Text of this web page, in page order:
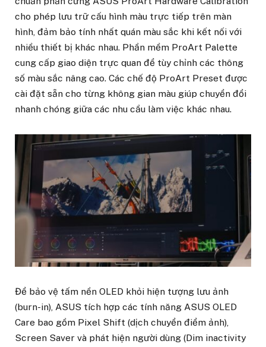
cho phép lưu trữ cấu hình màu trực tiếp trên màn
hình, đảm bảo tính nhất quán màu sắc khi kết nối với
nhiều thiết bị khác nhau. Phần mềm ProArt Palette
cung cấp giao diện trực quan để tùy chỉnh các thông
số màu sắc nâng cao. Các chế độ ProArt Preset được
cài đặt sẵn cho từng không gian màu giúp chuyển đổi
nhanh chóng giữa các nhu cầu làm việc khác nhau.
Để bảo vệ tấm nền OLED khỏi hiện tượng lưu ảnh
(burn-in), ASUS tích hợp các tính năng ASUS OLED
Care bao gồm Pixel Shift (dịch chuyển điểm ảnh),
Screen Saver và phát hiện người dùng (Dim inactivity